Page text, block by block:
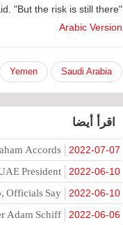
"We have prevented an outbreak at the scale of 2017," Relano said. "But the risk is still there."
Arabic Version
Saudi Arabia
Yemen
اقرأ أيضا
2022-07-07
Accords
2022-06-10
President
2022-06-10
Officials Say
2022-06-06
Adam Schiff